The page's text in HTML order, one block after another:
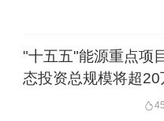
"十五五"能源重点项
态投资总规模将超20